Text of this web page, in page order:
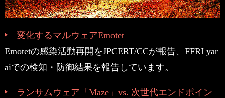
変化するマルウェアEmotet
Emotetの感染活動再開をJPCERT/CCが報告、FFRI yar
aiでの検知・防御結果を報告しています。
ランサムウェア「Maze」vs. 次世代エンドポイン